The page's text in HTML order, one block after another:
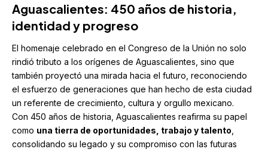
Aguascalientes: 450 años de historia,
identidad y progreso
El homenaje celebrado en el Congreso de la Unión no solo
rindió tributo a los orígenes de Aguascalientes, sino que
también proyectó una mirada hacia el futuro, reconociendo
el esfuerzo de generaciones que han hecho de esta ciudad
un referente de crecimiento, cultura y orgullo mexicano.
Con 450 años de historia, Aguascalientes reafirma su papel
como una tierra de oportunidades, trabajo y talento
consolidando su legado y su compromiso con las futuras